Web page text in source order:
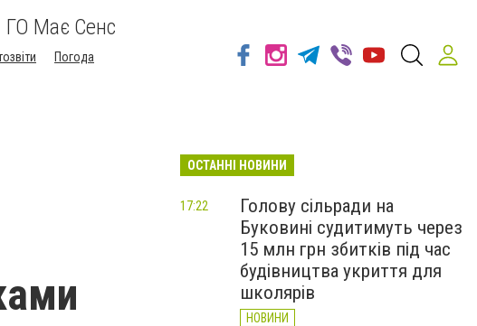
ГО Має Сенс
Погода
ОСТАННІ НОВИНИ
Голову сільради на
Буковині судитимуть через
15 млн грн збитків під час
будівництва укриття для
школярів
НОВИНИ
17:22